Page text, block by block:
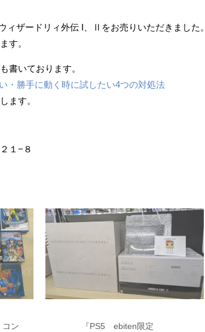
ィザードリィ外伝 ​I、Ⅱをお売りいただきました。
す。
書いております。
・勝手に動く時に試したい4つの対処法
ます。
１−８
ン
『PS5 ebiten限定